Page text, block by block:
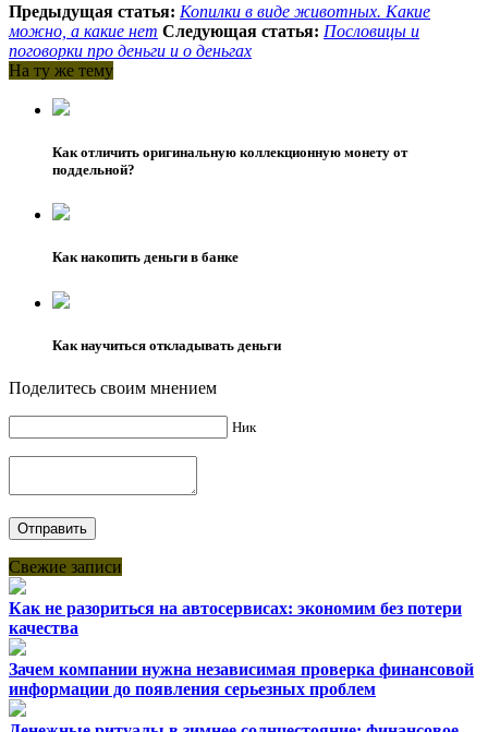
Предыдущая статья: Копилки в виде животных. Какие
можно, а какие нет Следующая статья: Пословицы и
поговорки про деньги и о деньгах
На ту же тему
Как отличить оригинальную коллекционную монету от
поддельной?
Как накопить деньги в банке
Как научиться откладывать деньги
Поделитесь своим мнением
Ник
Свежие записи
Как не разориться на автосервисах: экономим без потери
качества
Зачем компании нужна независимая проверка финансовой
информации до появления серьезных проблем